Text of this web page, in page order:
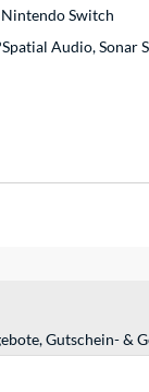
Switch
Audio,
Gutschein- &